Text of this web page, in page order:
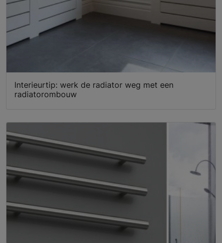
Interieurtip: werk de radiator weg met een
radiatorombouw